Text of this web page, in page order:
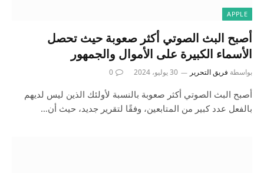
APPLE
أصبح البث الصوتي أكثر صعوبة حيث تحصل
الأسماء الكبيرة على الأموال والجمهور
بواسطة فريق التحرير 30 يوليو، 2024 0
أصبح البث الصوتي أكثر صعوبة بالنسبة لأولئك الذين ليس لديهم
بالفعل عدد كبير من المتابعين، وفقًا لتقرير جديد، حيث أن…